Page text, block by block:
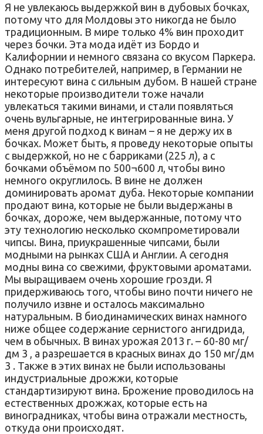
Я не увлекаюсь выдержкой вин в дубовых бочках,
потому что для Молдовы это никогда не было
традиционным. В мире только 4% вин проходит
через бочки. Эта мода идёт из Бордо и
Калифорнии и немного связана со вкусом Паркера.
Однако потребителей, например, в Германии не
интересуют вина с сильным дубом. В нашей стране
некоторые производители тоже начали
увлекаться такими винами, и стали появляться
очень вульгарные, не интегрированные вина. У
меня другой подход к винам – я не держу их в
бочках. Может быть, я проведу некоторые опыты
с выдержкой, но не с барриками (225 л), а с
бочками объёмом по 500¬600 л, чтобы вино
немного округлилось. В вине не должен
доминировать аромат дуба. Некоторые компании
продают вина, которые не были выдержаны в
бочках, дороже, чем выдержанные, потому что
эту технологию несколько скомпрометировали
чипсы. Вина, приукрашенные чипсами, были
модными на рынках США и Англии. А сегодня
модны вина со свежими, фруктовыми ароматами.
Мы выращиваем очень хорошие грозди. Я
придерживаюсь того, чтобы вино почти ничего не
получило извне и осталось максимально
натуральным. В биодинамических винах намного
ниже общее содержание сернистого ангидрида,
чем в обычных. В винах урожая 2013 г. – 60-80 мг/
дм 3 , а разрешается в красных винах до 150 мг/дм
3 . Также в этих винах не были использованы
индустриальные дрожжи, которые
стандартизируют вина. Брожение проводилось на
естественных дрожжах, которые есть на
виноградниках, чтобы вина отражали местность,
откуда они происходят.